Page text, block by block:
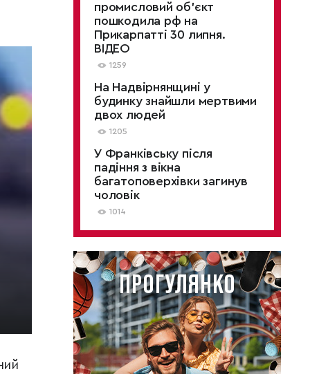
промисловий об’єкт
пошкодила рф на
Прикарпатті 30 липня.
ВІДЕО
1259
На Надвірнянщині у
будинку знайшли мертвими
двох людей
1205
У Франківську після
падіння з вікна
багатоповерхівки загинув
чоловік
1014